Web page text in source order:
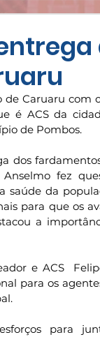
Caruaru com
é ACS da
de Pombos.
dos
Anselmo fez
saúde da
para que os
a
e ACS
para os
para